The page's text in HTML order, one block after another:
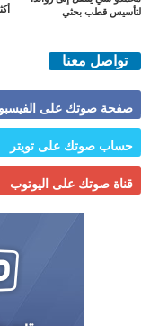
لتأسيس قطب بحثي
أكثر
تواصل معنا
صفحة صوتك على
حساب صوتك على تويتر
قناة صوتك على اليوتوب